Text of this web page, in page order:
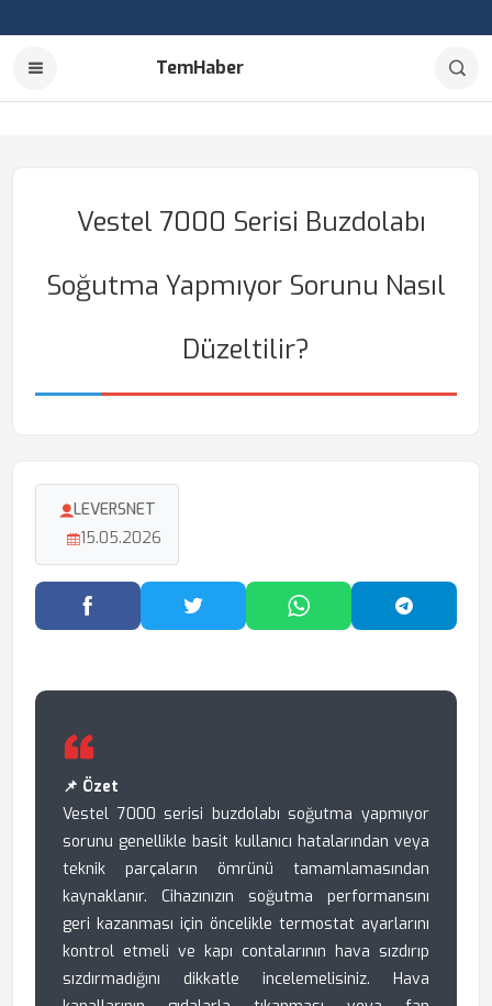
TemHaber
Vestel 7000 Serisi Buzdolabı
Soğutma Yapmıyor Sorunu Nasıl
Düzeltilir?
LEVERSNET
15.05.2026
Facebook'ta PaylaşTwitter'da PaylaşWhatsApp'ta Paylaş
📌 Özet
Vestel 7000 serisi buzdolabı soğutma yapmıyor
sorunu genellikle basit kullanıcı hatalarından veya
teknik parçaların ömrünü tamamlamasından
kaynaklanır. Cihazınızın soğutma performansını
geri kazanması için öncelikle termostat ayarlarını
kontrol etmeli ve kapı contalarının hava sızdırıp
sızdırmadığını dikkatle incelemelisiniz. Hava